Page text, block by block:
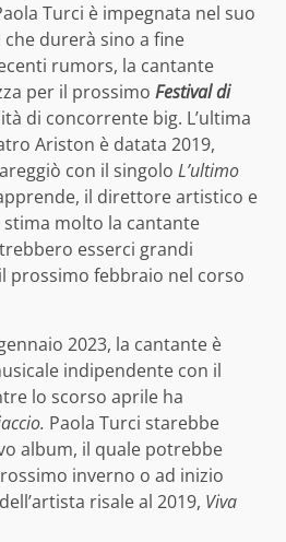
Turci è impegnata nel suo
durerà sino a fine
rumors, la cantante
per il prossimo Festival di
di concorrente big. L’ultima
Ariston è datata 2019,
con il singolo L’ultimo
il direttore artistico e
molto la cantante
esserci grandi
prossimo febbraio nel corso
2023, la cantante è
indipendente con il
lo scorso aprile ha
Paola Turci starebbe
album, il quale potrebbe
inverno o ad inizio
risale al 2019, Viva